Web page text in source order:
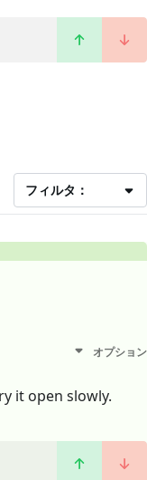
フィルタ：
オプション
it open slowly.